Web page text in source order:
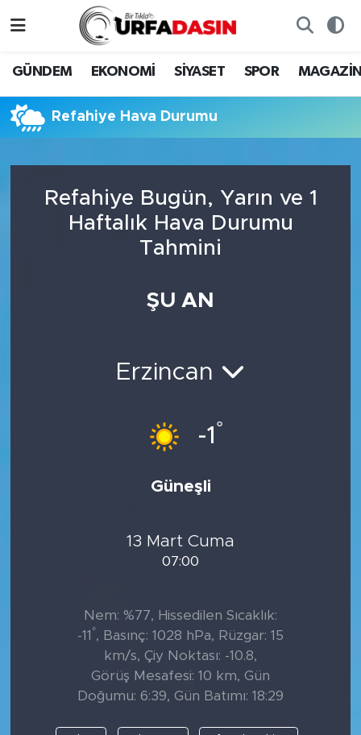
GÜNDEM EKONOMİ SİYASET SPOR
Refahiye Hava Durumu
Refahiye Bugün, Yarın ve 1
Haftalık Hava Durumu
Tahmini
ŞU AN
Erzincan
-1 °
Güneşli
13 Mart Cuma
07:00
Nem: %77, Hissedilen Sıcaklık:
-11 °, Basınç: 1028 hPa, Rüzgar: 15
km/s, Çiy Noktası: -10.8,
Görüş Mesafesi: 10 km, Gün
Doğumu: 6:39, Gün Batımı: 18:29
MAGAZİN
Nöbetçi Eczaneler
Süper Lig Puan Durumu ve Fikstür
Son Dakika Haberleri